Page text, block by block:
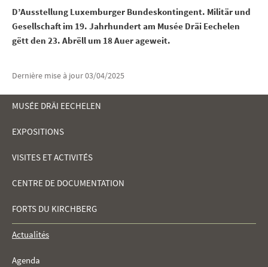
D’Ausstellung Luxemburger Bundeskontingent. Militär und
Gesellschaft im 19. Jahrhundert am Musée Dräi Eechelen
gëtt den 23. Abrëll um 18 Auer ageweit.
Dernière mise à jour03/04/2025
MENU
DE
NAVIGATION
MUSÉE DRÄI EECHELEN
EXPOSITIONS
VISITES ET ACTIVITÉS
CENTRE DE DOCUMENTATION
FORTS DU KIRCHBERG
Actualités
Agenda